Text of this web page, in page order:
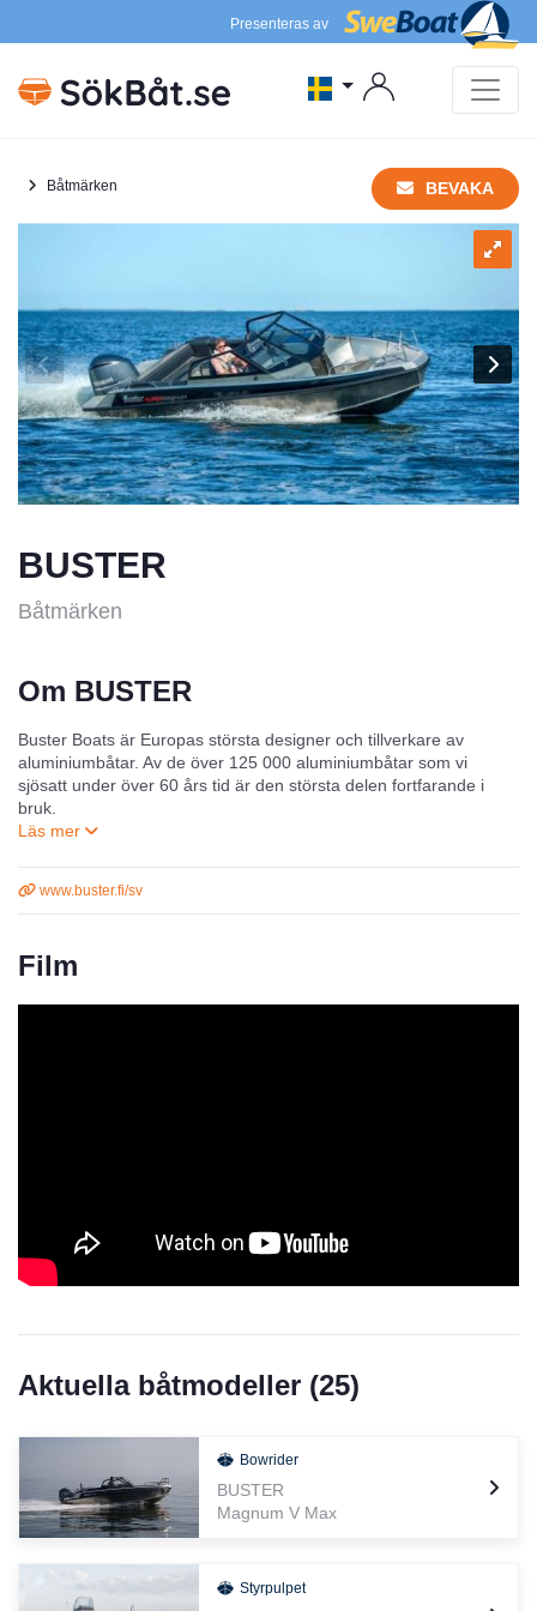
Presenteras av
Båtmärken BEVAKA
BUSTER
Båtmärken
Om BUSTER
Buster Boats är Europas största designer och tillverkare av
aluminiumbåtar. Av de över 125 000 aluminiumbåtar som vi
sjösatt under över 60 års tid är den största delen fortfarande i
bruk.
förstaKello-båten.
fyra meter långa Buster Mini och den största den närmare tio
Buster Q-smartskärmen kan man komplettera med talrik
tilläggsutrustning. Till urvalet hör bl.a. ekolod, ett toppen skarp
fiskeriekolod, AIS, ljudåtergivningssystem av god kvalitet och
Buster erbjuder alla båtförare att fritt ladda ner båtfararens egen
mobilapplikation, Buster App. Applikationens nyaste egenskap är
en automatisk loggbok som använder telefonens positionering.
egna positionsbestämningssystem och fungerar också utan Q-
skärmen. Loggbokens färduppgifter och bilder kan man också
www.buster.fi/sv
Film
Aktuella båtmodeller (25)
Bowrider
BUSTER
Magnum V Max
Styrpulpet